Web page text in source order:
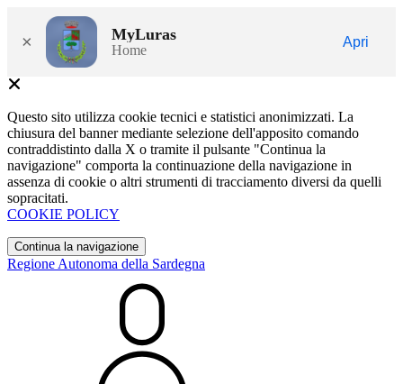
× MyLuras
Home
Apri
Questo sito utilizza cookie tecnici e statistici anonimizzati. La
chiusura del banner mediante selezione dell'apposito comando
contraddistinto dalla X o tramite il pulsante "Continua la
navigazione" comporta la continuazione della navigazione in
assenza di cookie o altri strumenti di tracciamento diversi da quelli
sopracitati.
COOKIE POLICY
Continua la navigazione
Regione Autonoma della Sardegna